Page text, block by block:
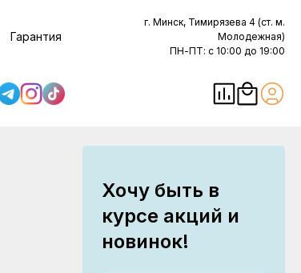
Гарантия
г. Минск, Тимирязева 4 (ст. м.
Молодежная)
ПН-ПТ: с 10:00 до 19:00
Хочу быть в
курсе акций и
новинок!